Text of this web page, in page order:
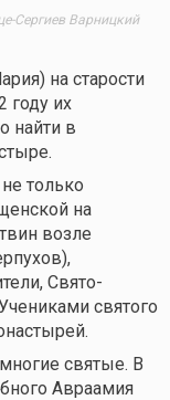
Сергиев Варницкий
на старости
году их
найти в
только
на
возле
Свято-
святого
святые. В
Авраамия